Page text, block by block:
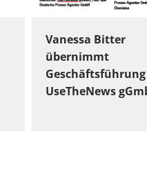
Vanessa Bitter
übernimmt
UseTheNews